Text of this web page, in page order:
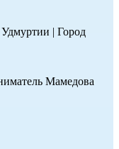
Удмуртии | Город
Мамедова